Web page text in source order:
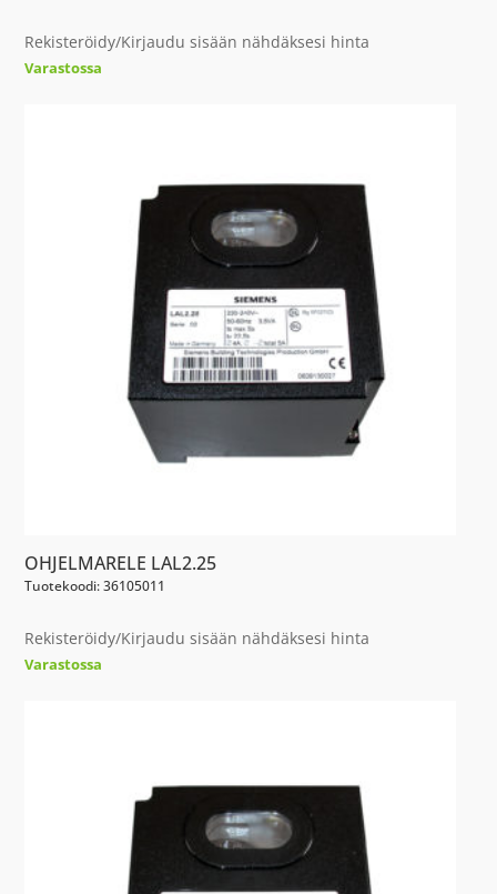
Rekisteröidy/Kirjaudu sisään nähdäksesi hinta
Varastossa
OHJELMARELE LAL2.25
Tuotekoodi: 36105011
Rekisteröidy/Kirjaudu sisään nähdäksesi hinta
Varastossa